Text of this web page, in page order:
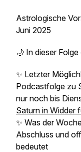
Astrologische
Juni 2025
🌙 In dieser
✨ Letzter
Podcastfolge zu
nur noch bis
Saturn in Widder
✨ Was der
Abschluss und
bedeutet